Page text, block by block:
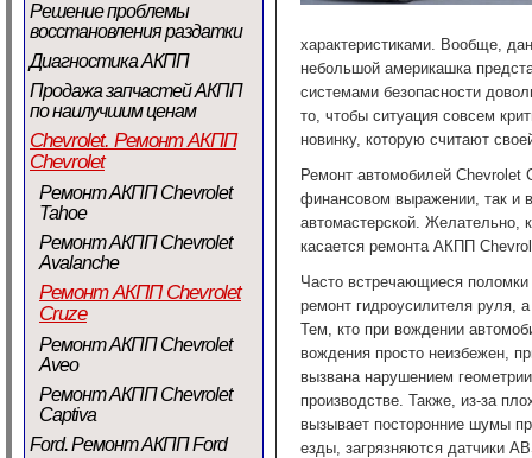
Решение проблемы
восстановления раздатки
Диагностика АКПП
Продажа запчастей АКПП
по наилучшим ценам
Chevrolet. Ремонт АКПП
Chevrolet
Ремонт АКПП Chevrolet
Tahoe
Ремонт АКПП Chevrolet
Avalanche
Ремонт АКПП Chevrolet
Cruze
Ремонт АКПП Chevrolet
Aveo
Ремонт АКПП Chevrolet
Captiva
Ford. Ремонт АКПП Ford
характеристиками. Вообще,
небольшой америкашка
системами безопасности
то, чтобы ситуация совсем
новинку, которую считают
Ремонт автомобилей Chevrolet
финансовом выражении, так и
автомастерской. Желательно,
касается ремонта АКПП
Часто встречающиеся
ремонт гидроусилителя руля,
Тем, кто при вождении
вождения просто неизбежен,
вызвана нарушением
производстве. Также, из-за
вызывает посторонние шумы
езды, загрязняются датчики